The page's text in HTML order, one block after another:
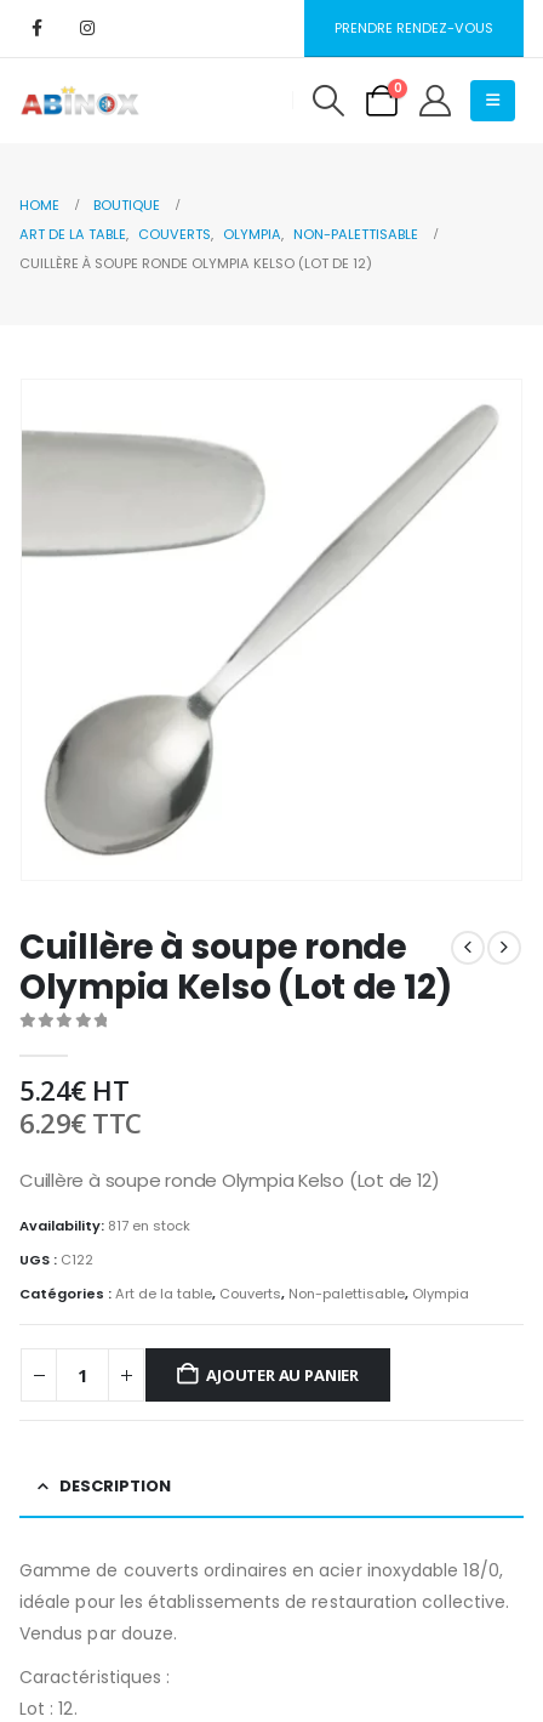
PRENDRE RENDEZ-VOUS
0
HOME
BOUTIQUE
ART DE LA TABLE, COUVERTS, OLYMPIA, NON-PALETTISABLE
CUILLÈRE À SOUPE RONDE OLYMPIA KELSO (LOT DE 12)
Cuillère à soupe ronde
Olympia Kelso (Lot de 12)
5.24€HT
6.29€TTC
Cuillère à soupe ronde Olympia Kelso (Lot de 12)
Availability: 817 en stock
UGS : C122
Catégories :Art de la table, Couverts, Non-palettisable, Olympia
AJOUTER AU PANIER
DESCRIPTION
Gamme de couverts ordinaires en acier inoxydable 18/0,
idéale pour les établissements de restauration collective.
Vendus par douze.
Caractéristiques :
Lot : 12.